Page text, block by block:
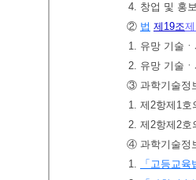
4. 창업 및 홍
② 법 제19조
1. 유망 기술
2. 유망 기술
③ 과학기술정
1. 제2항제1
2. 제2항제2호
④ 과학기술정
1.
「고등교육